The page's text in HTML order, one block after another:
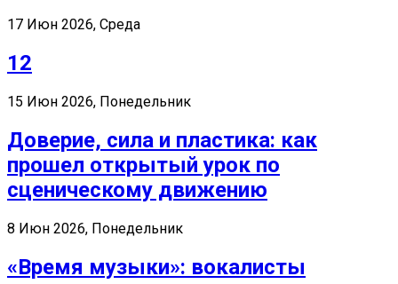
17 Июн 2026, Среда
12
15 Июн 2026, Понедельник
Доверие, сила и пластика: как
прошел открытый урок по
сценическому движению
8 Июн 2026, Понедельник
«Время музыки»: вокалисты